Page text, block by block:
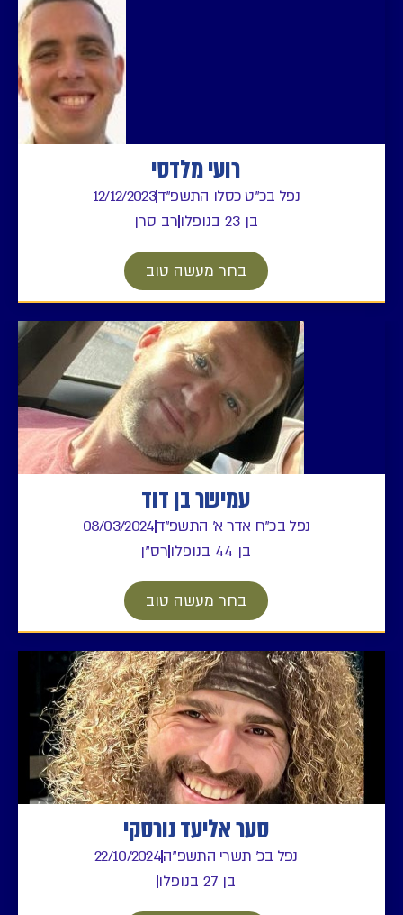
רועי מלדסי
נפל בכ"ט כסלו התשפ"ד12/12/2023
בן 23 בנופלו
רב סרן
בחר מעשה טוב
עמישר בן דוד
נפל בכ"ח אדר א' התשפ"ד08/03/2024
בן 44 בנופלו
רס"ן
בחר מעשה טוב
סער אליעד נורסקי
נפל בכ' תשרי התשפ"ה22/10/2024
בן 27 בנופלו